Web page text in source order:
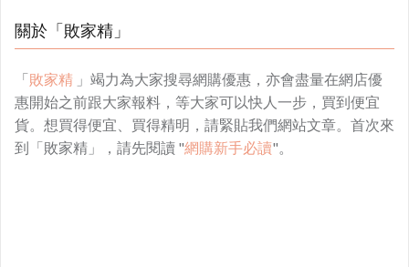
關於「敗家精」
「敗家精 」竭力為大家搜尋網購優惠，亦會盡量在網店優
惠開始之前跟大家報料，等大家可以快人一步，買到便宜
貨。想買得便宜、買得精明，請緊貼我們網站文章。首次來
到「敗家精」，請先閱讀 "網購新手必讀"。